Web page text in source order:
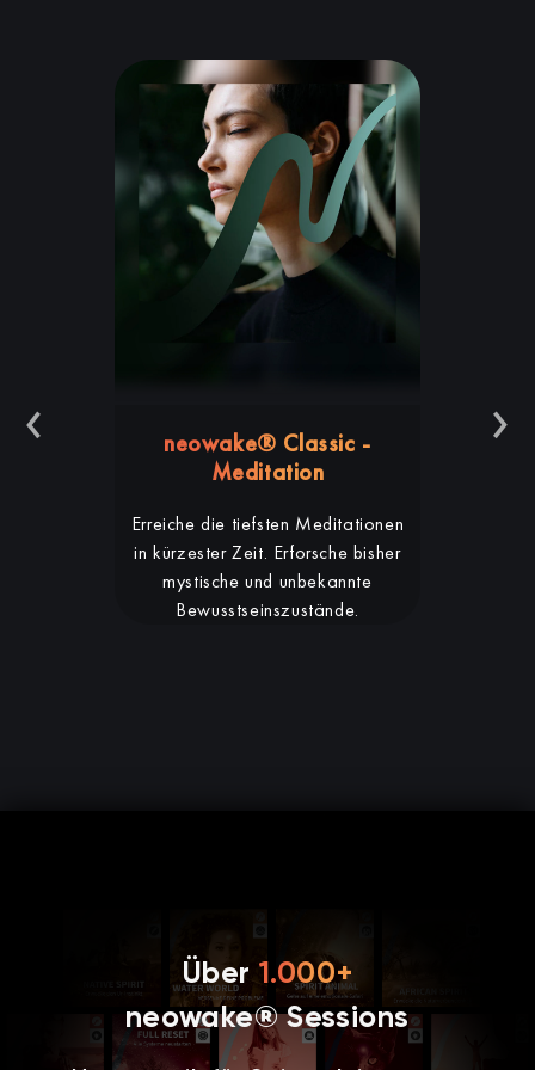
‹
neowake® Classic -
Meditation
Erreiche die tiefsten Meditationen
in kürzester Zeit. Erforsche bisher
mystische und unbekannte
Bewusstseinszustände.
›
Über1.000+
neowake® Sessions